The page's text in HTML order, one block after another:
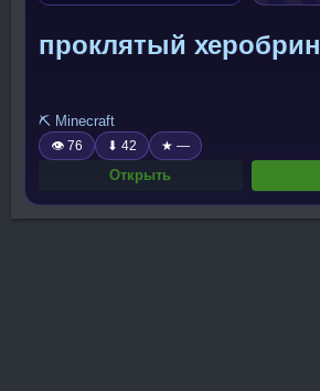
проклятый херобрин
⛏️ Minecraft
👁 76 ⬇ 42 ★ —
Открыть